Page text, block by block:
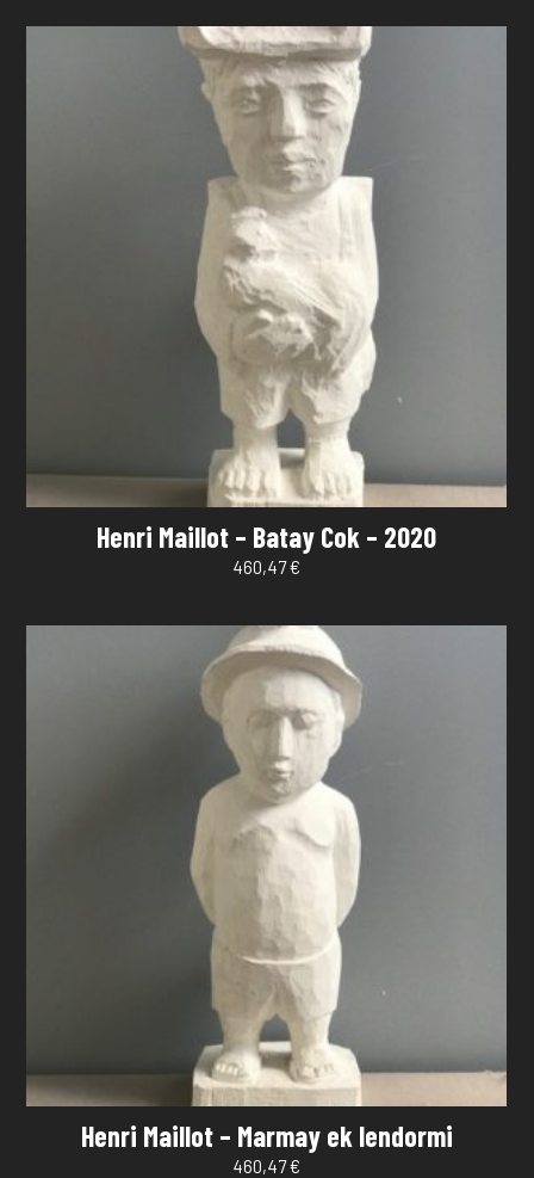
Henri Maillot – Batay Cok – 2020
460,47€
Henri Maillot – Marmay ek lendormi
460,47€